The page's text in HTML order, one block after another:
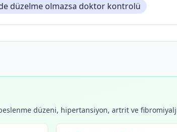
düzelme olmazsa doktor kontrolü
düzeni, hipertansiyon, artrit ve